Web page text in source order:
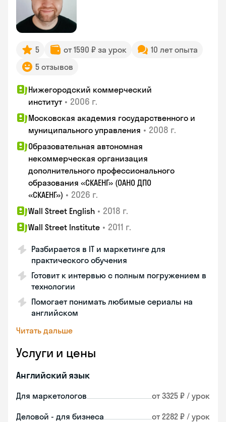
5 от 1590 ₽ за урок
10 лет опыта
5 отзывов
Нижегородский коммерческий
институт • 2006 г.
Московская академия государственного и
муниципального управления • 2008 г.
Образовательная автономная
некоммерческая организация
дополнительного профессионального
образования «СКАЕНГ» (ОАНО ДПО
«СКАЕНГ») • 2026 г.
Wall Street English • 2018 г.
Wall Street Institute • 2011 г.
Разбирается в IT и маркетинге для
практического обучения
Готовит к интервью с полным погружением в
технологии
Помогает понимать любимые сериалы на
английском
Читать дальше
Услуги и цены
Английский язык
Для маркетологов от 3325 ₽ / урок
Деловой - для бизнеса от 2282 ₽ / урок